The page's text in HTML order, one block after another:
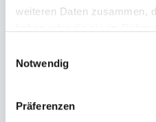
weiteren Daten zusammen,
Notwendig
Präferenzen